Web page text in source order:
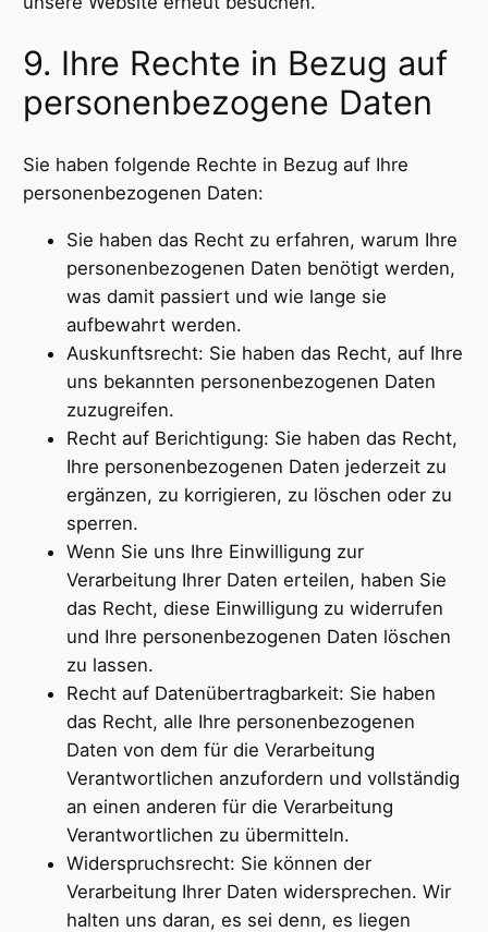
9. Ihre Rechte in Bezug auf
personenbezogene Daten
Sie haben folgende Rechte in Bezug auf Ihre
personenbezogenen Daten:
Sie haben das Recht zu erfahren, warum Ihre
personenbezogenen Daten benötigt werden,
was damit passiert und wie lange sie
aufbewahrt werden.
Auskunftsrecht: Sie haben das Recht, auf Ihre
uns bekannten personenbezogenen Daten
zuzugreifen.
Recht auf Berichtigung: Sie haben das Recht,
Ihre personenbezogenen Daten jederzeit zu
ergänzen, zu korrigieren, zu löschen oder zu
sperren.
Wenn Sie uns Ihre Einwilligung zur
Verarbeitung Ihrer Daten erteilen, haben Sie
das Recht, diese Einwilligung zu widerrufen
und Ihre personenbezogenen Daten löschen
zu lassen.
Recht auf Datenübertragbarkeit: Sie haben
das Recht, alle Ihre personenbezogenen
Daten von dem für die Verarbeitung
Verantwortlichen anzufordern und vollständig
an einen anderen für die Verarbeitung
Verantwortlichen zu übermitteln.
Widerspruchsrecht: Sie können der
Verarbeitung Ihrer Daten widersprechen. Wir
halten uns daran, es sei denn, es liegen